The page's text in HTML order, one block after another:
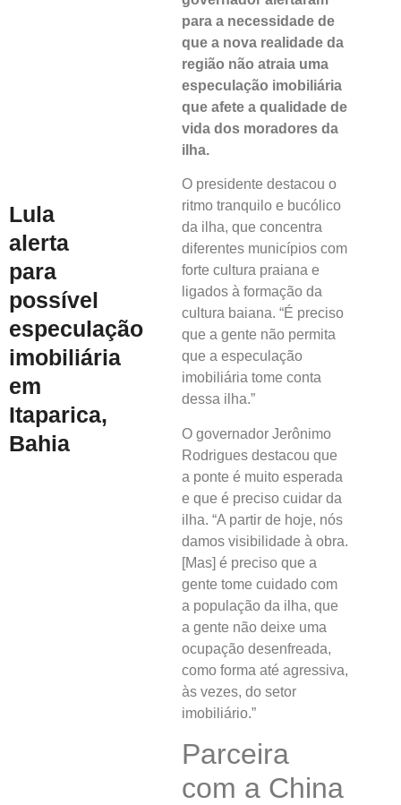
Lula
alerta
para
possível
especulação
imobiliária
em
Itaparica,
Bahia
para a necessidade de
que a nova realidade da
região não atraia uma
especulação imobiliária
que afete a qualidade de
vida dos moradores da
ilha.
O presidente destacou o
ritmo tranquilo e bucólico
da ilha, que concentra
diferentes municípios com
forte cultura praiana e
ligados à formação da
cultura baiana. “É preciso
que a gente não permita
que a especulação
imobiliária tome conta
dessa ilha.”
O governador Jerônimo
Rodrigues destacou que
a ponte é muito esperada
e que é preciso cuidar da
ilha. “A partir de hoje, nós
damos visibilidade à obra.
[Mas] é preciso que a
gente tome cuidado com
a população da ilha, que
a gente não deixe uma
ocupação desenfreada,
como forma até agressiva,
às vezes, do setor
imobiliário.”
Parceira
com a China